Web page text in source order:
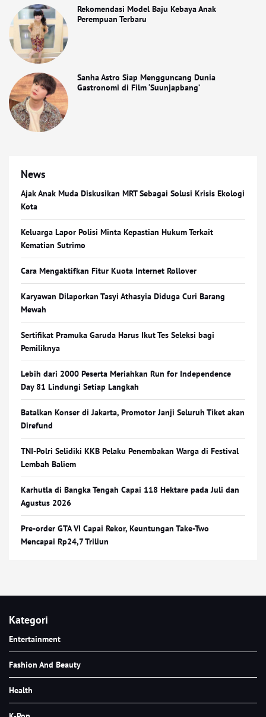
Rekomendasi Model Baju Kebaya Anak
Perempuan Terbaru
Sanha Astro Siap Mengguncang Dunia
Gastronomi di Film ‘Suunjapbang’
News
Ajak Anak Muda Diskusikan MRT Sebagai Solusi Krisis Ekologi
Kota
Keluarga Lapor Polisi Minta Kepastian Hukum Terkait
Kematian Sutrimo
Cara Mengaktifkan Fitur Kuota Internet Rollover
Karyawan Dilaporkan Tasyi Athasyia Diduga Curi Barang
Mewah
Sertifikat Pramuka Garuda Harus Ikut Tes Seleksi bagi
Pemiliknya
Lebih dari 2000 Peserta Meriahkan Run for Independence
Day 81 Lindungi Setiap Langkah
Batalkan Konser di Jakarta, Promotor Janji Seluruh Tiket akan
Direfund
TNI-Polri Selidiki KKB Pelaku Penembakan Warga di Festival
Lembah Baliem
Karhutla di Bangka Tengah Capai 118 Hektare pada Juli dan
Agustus 2026
Pre-order GTA VI Capai Rekor, Keuntungan Take-Two
Mencapai Rp24,7 Triliun
Kategori
Entertainment
Fashion And Beauty
Health